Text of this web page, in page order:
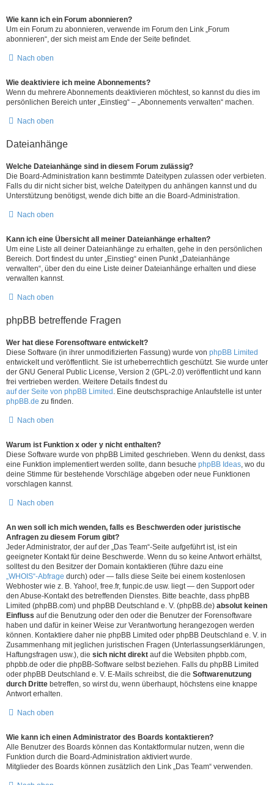
Wie kann ich ein Forum abonnieren?
Um ein Forum zu abonnieren, verwende im Forum den Link „Forum
abonnieren“, der sich meist am Ende der Seite befindet.
Nach oben
Wie deaktiviere ich meine Abonnements?
Wenn du mehrere Abonnements deaktivieren möchtest, so kannst du dies im
persönlichen Bereich unter „Einstieg“ – „Abonnements verwalten“ machen.
Nach oben
Dateianhänge
Welche Dateianhänge sind in diesem Forum zulässig?
Die Board-Administration kann bestimmte Dateitypen zulassen oder verbieten.
Falls du dir nicht sicher bist, welche Dateitypen du anhängen kannst und du
Unterstützung benötigst, wende dich bitte an die Board-Administration.
Nach oben
Kann ich eine Übersicht all meiner Dateianhänge erhalten?
Um eine Liste all deiner Dateianhänge zu erhalten, gehe in den persönlichen
Bereich. Dort findest du unter „Einstieg“ einen Punkt „Dateianhänge
verwalten“, über den du eine Liste deiner Dateianhänge erhalten und diese
verwalten kannst.
Nach oben
phpBB betreffende Fragen
Wer hat diese Forensoftware entwickelt?
Diese Software (in ihrer unmodifizierten Fassung) wurde von phpBB Limited
entwickelt und veröffentlicht. Sie ist urheberrechtlich geschützt. Sie wurde unter
der GNU General Public License, Version 2 (GPL-2.0) veröffentlicht und kann
frei vertrieben werden. Weitere Details findest du
auf der Seite von phpBB Limited . Eine deutschsprachige Anlaufstelle ist unter
phpBB.de zu finden.
Nach oben
Warum ist Funktion x oder y nicht enthalten?
Diese Software wurde von phpBB Limited geschrieben. Wenn du denkst, dass
eine Funktion implementiert werden sollte, dann besuche phpBB Ideas, wo du
deine Stimme für bestehende Vorschläge abgeben oder neue Funktionen
vorschlagen kannst.
Nach oben
An wen soll ich mich wenden, falls es Beschwerden oder juristische
Anfragen zu diesem Forum gibt?
Jeder Administrator, der auf der „Das Team“-Seite aufgeführt ist, ist ein
geeigneter Kontakt für deine Beschwerde. Wenn du so keine Antwort erhältst,
solltest du den Besitzer der Domain kontaktieren (führe dazu eine
„WHOIS“-Abfrage durch) oder — falls diese Seite bei einem kostenlosen
Webhoster wie z. B. Yahoo!, free.fr, funpic.de usw. liegt — den Support oder
den Abuse-Kontakt des betreffenden Dienstes. Bitte beachte, dass phpBB
Limited (phpBB.com) und phpBB Deutschland e. V. (phpBB.de) absolut keinen
Einfluss auf die Benutzung oder den oder die Benutzer der Forensoftware
haben und dafür in keiner Weise zur Verantwortung herangezogen werden
können. Kontaktiere daher nie phpBB Limited oder phpBB Deutschland e. V. in
Zusammenhang mit jeglichen juristischen Fragen (Unterlassungserklärungen,
Haftungsfragen usw.), die sich nicht direkt auf die Websiten phpbb.com,
phpbb.de oder die phpBB-Software selbst beziehen. Falls du phpBB Limited
oder phpBB Deutschland e. V. E-Mails schreibst, die die Softwarenutzung
durch Dritte betreffen, so wirst du, wenn überhaupt, höchstens eine knappe
Antwort erhalten.
Nach oben
Wie kann ich einen Administrator des Boards kontaktieren?
Alle Benutzer des Boards können das Kontaktformular nutzen, wenn die
Funktion durch die Board-Administration aktiviert wurde.
Mitglieder des Boards können zusätzlich den Link „Das Team“ verwenden.